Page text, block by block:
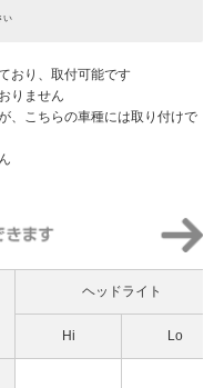
い
おり、取付可能です
りません
、こちらの車種には取り付けで
ヘッドライト
Hi Lo